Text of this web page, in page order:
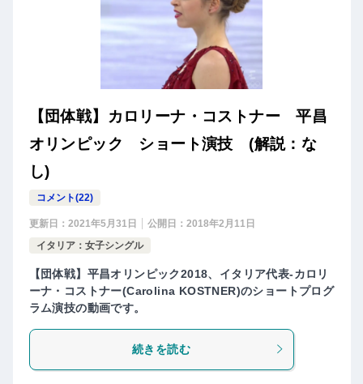
【団体戦】カロリーナ・コストナー 平昌
オリンピック ショート演技 (解説：な
し)
コメント(22)
更新日： 2021年5月31日 公開日： 2018年2月11日
イタリア：女子シングル
【団体戦】平昌オリンピック2018、イタリア代表-カロリ
ーナ・コストナー(Carolina KOSTNER)のショートプログ
ラム演技の動画です。
続きを読む